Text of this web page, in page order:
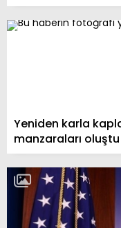
Yeniden karla
manzaraları oluştu